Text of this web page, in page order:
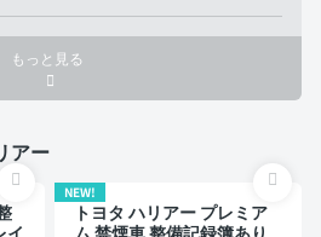
もっと見る
アー
イ
NEW!
トヨタ ハリアー プレミア
ム 禁煙車 整備記録簿あり